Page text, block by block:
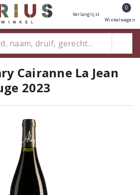
Verlanglijst
0
Winkelwagen
Cairanne La Jean
2023